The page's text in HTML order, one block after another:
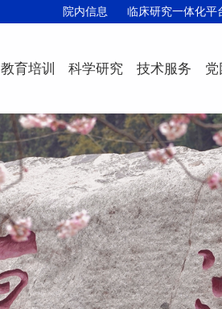
院内信息 临床研究一体化平
教育培训 科学研究 技术服务 党